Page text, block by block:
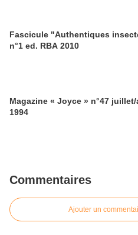
Fascicule "Authentiques
n°1 ed. RBA 2010
Magazine « Joyce » n°47
1994
Commentaires
Ajouter un